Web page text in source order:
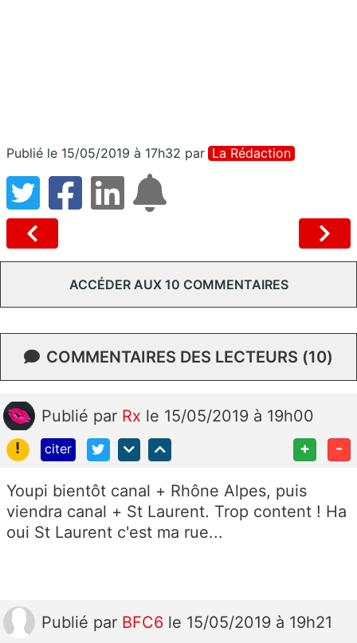
Publié le 15/05/2019 à 17h32 par La Rédaction
ACCÉDER AUX 10 COMMENTAIRES
COMMENTAIRES DES LECTEURS (10)
Publié par Rx le 15/05/2019 à 19h00
!
citer + -
Youpi bientôt canal + Rhône Alpes, puis
viendra canal + St Laurent. Trop content ! Ha
oui St Laurent c'est ma rue...
Publié par BFC6 le 15/05/2019 à 19h21